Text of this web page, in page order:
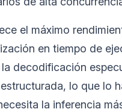
el máximo
en tiempo de
decodificación
lo que lo
la inferencia